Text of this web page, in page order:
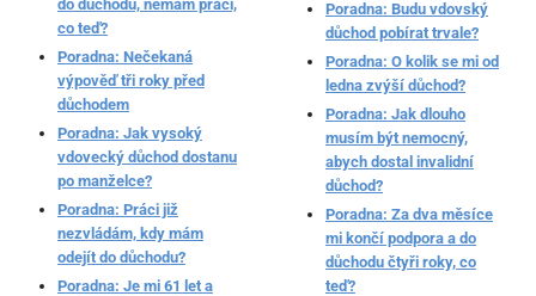
do důchodu, nemám práci,
co teď?
Poradna: Nečekaná
výpověď tři roky před
důchodem
Poradna: Jak vysoký
vdovecký důchod dostanu
po manželce?
Poradna: Práci již
nezvládám, kdy mám
odejít do důchodu?
Poradna: Je mi 61 let a
Poradna: Budu vdovský
důchod pobírat trvale?
Poradna: O kolik se mi od
ledna zvýší důchod?
Poradna: Jak dlouho
musím být nemocný,
abych dostal invalidní
důchod?
Poradna: Za dva měsíce
mi končí podpora a do
důchodu čtyři roky, co
teď?